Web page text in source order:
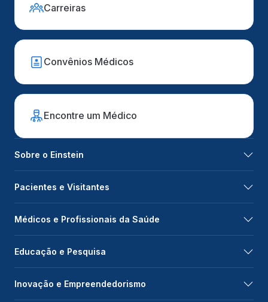
Carreiras
Convênios Médicos
Encontre um Médico
Sobre o Einstein
Pacientes e Visitantes
Médicos e Profissionais da Saúde
Educação e Pesquisa
Inovação e Empreendedorismo